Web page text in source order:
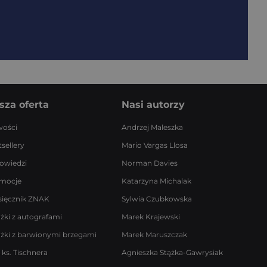
oferta
ZNAK
z autografami
z barwionymi brzegami
ks. Tischnera
Nasi autorzy
Andrzej Maleszka
Mario Vargas Llosa
Norman Davies
Katarzyna Michalak
Sylwia Czubkowska
Marek Krajewski
Marek Maruszczak
Agnieszka Stążka-Gawrysiak